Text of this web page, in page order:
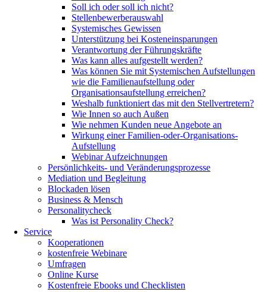
Soll ich oder soll ich nicht?
Stellenbewerberauswahl
Systemisches Gewissen
Unterstützung bei Kosteneinsparungen
Verantwortung der Führungskräfte
Was kann alles aufgestellt werden?
Was können Sie mit Systemischen Aufstellungen
wie die Familienaufstellung oder
Organisationsaufstellung erreichen?
Weshalb funktioniert das mit den Stellvertretern?
Wie Innen so auch Außen
Wie nehmen Kunden neue Angebote an
Wirkung einer Familien-oder-Organisations-
Aufstellung
Webinar Aufzeichnungen
Persönlichkeits- und Veränderungsprozesse
Mediation und Begleitung
Blockaden lösen
Business & Mensch
Personalitycheck
Was ist Personality Check?
Service
Kooperationen
kostenfreie Webinare
Umfragen
Online Kurse
Kostenfreie Ebooks und Checklisten